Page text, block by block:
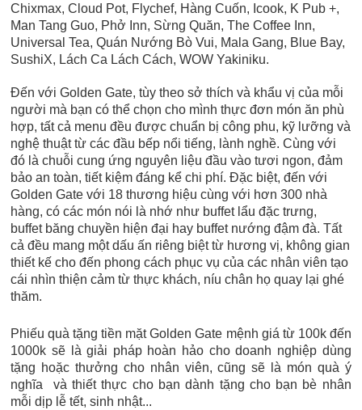
Chixmax, Cloud Pot, Flychef, Hàng Cuốn, Icook, K Pub +,
Man Tang Guo, Phở Inn, Sừng Quăn, The Coffee Inn,
Universal Tea,Quán Nướng Bò Vui, Mala Gang, Blue Bay,
SushiX, Lách Ca Lách Cách, WOW Yakiniku.
Đến với Golden Gate, tùy theo sở thích và khẩu vị của mỗi
người mà bạn có thể chọn cho mình thực đơn món ăn phù
hợp, tất cả menu đều được chuẩn bị công phu, kỹ lưỡng và
nghệ thuật từ các đầu bếp nổi tiếng, lành nghề. Cùng với
đó là chuỗi cung ứng nguyên liệu đầu vào tươi ngon, đảm
bảo an toàn, tiết kiệm đáng kể chi phí. Đặc biệt, đến với
Golden Gate với 18 thương hiệu cùng với hơn 300 nhà
hàng, có các món nói là nhớ như buffet lẩu đặc trưng,
buffet băng chuyền hiện đại hay buffet nướng đậm đà. Tất
cả đều mang một dấu ấn riêng biệt từ hương vị, không gian
thiết kế cho đến phong cách phục vụ của các nhân viên tạo
cái nhìn thiện cảm từ thực khách, níu chân họ quay lại ghé
thăm.
Phiếu quà tặng tiền mặt Golden Gate mệnh giá từ 100k đến
1000k sẽ là giải pháp hoàn hảo cho doanh nghiệp dùng
tặng hoặc thưởng cho nhân viên, cũng sẽ là món quà ý
nghĩa và thiết thực cho bạn dành tặng cho bạn bè nhân
mỗi dịp lễ tết, sinh nhật...